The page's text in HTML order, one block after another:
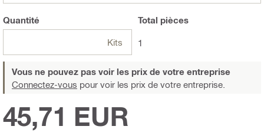
Quantité
Kits
Total pièces
1
Vous ne pouvez pas voir les prix de votre entreprise
Connectez-vous pour voir les prix de votre entreprise.
45,71 EUR